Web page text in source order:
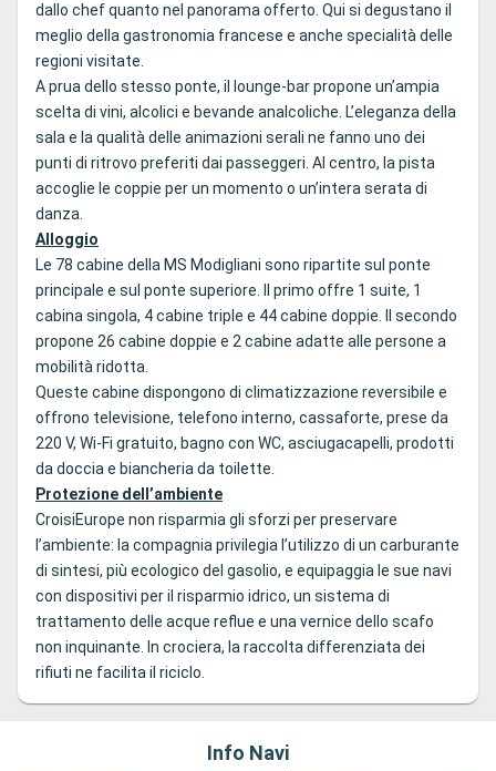
dallo chef quanto nel panorama offerto. Qui si degustano il
meglio della gastronomia francese e anche specialità delle
regioni visitate.
A prua dello stesso ponte, il lounge-bar propone un’ampia
scelta di vini, alcolici e bevande analcoliche. L’eleganza della
sala e la qualità delle animazioni serali ne fanno uno dei
punti di ritrovo preferiti dai passeggeri. Al centro, la pista
accoglie le coppie per un momento o un’intera serata di
danza.
Alloggio
Le 78 cabine della MS Modigliani sono ripartite sul ponte
principale e sul ponte superiore. Il primo offre 1 suite, 1
cabina singola, 4 cabine triple e 44 cabine doppie. Il secondo
propone 26 cabine doppie e 2 cabine adatte alle persone a
mobilità ridotta.
Queste cabine dispongono di climatizzazione reversibile e
offrono televisione, telefono interno, cassaforte, prese da
220 V, Wi-Fi gratuito, bagno con WC, asciugacapelli, prodotti
da doccia e biancheria da toilette.
Protezione dell’ambiente
CroisiEurope non risparmia gli sforzi per preservare
l’ambiente: la compagnia privilegia l’utilizzo di un carburante
di sintesi, più ecologico del gasolio, e equipaggia le sue navi
con dispositivi per il risparmio idrico, un sistema di
trattamento delle acque reflue e una vernice dello scafo
non inquinante. In crociera, la raccolta differenziata dei
rifiuti ne facilita il riciclo.
Info Navi